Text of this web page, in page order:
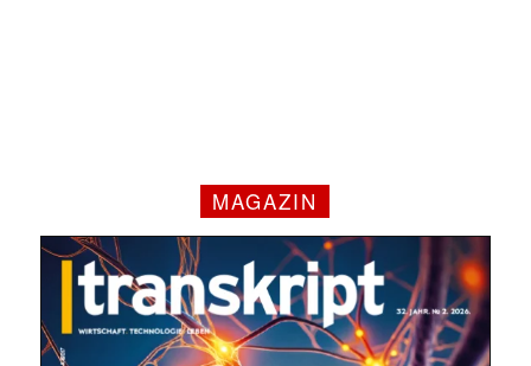
MAGAZIN